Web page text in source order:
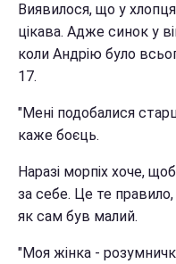
Виявилося, що у
цікава. Адже синок у
коли Андрію було
17.
"Мені подобалися
каже боєць.
Наразі морпіх хоче,
за себе. Це те
як сам був малий.
"Моя жінка -